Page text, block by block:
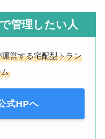
管理したい人
営する宅配型トラン
式HPへ